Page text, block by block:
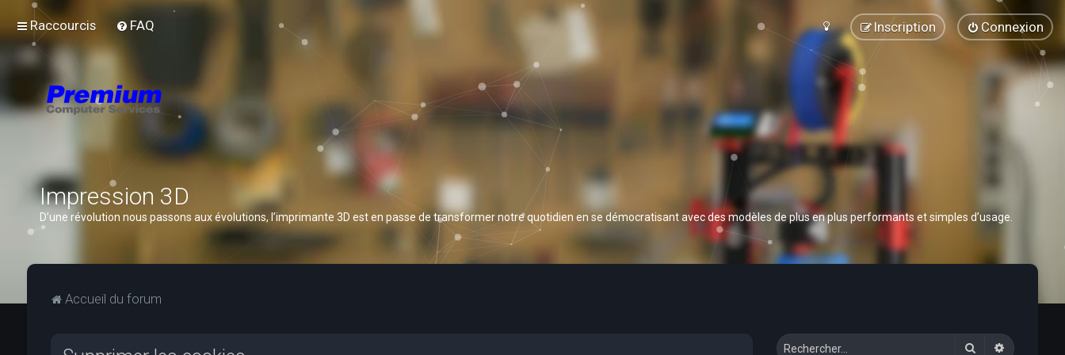
Raccourcis FAQ Connexion
Inscription
Impression 3D
D’une révolution nous passons aux évolutions, l’imprimante 3D est en passe de transformer notre quotidien en se démocratisant avec des modèles de plus en plus performants et simples d’usage.
Accueil du forum
Rechercher